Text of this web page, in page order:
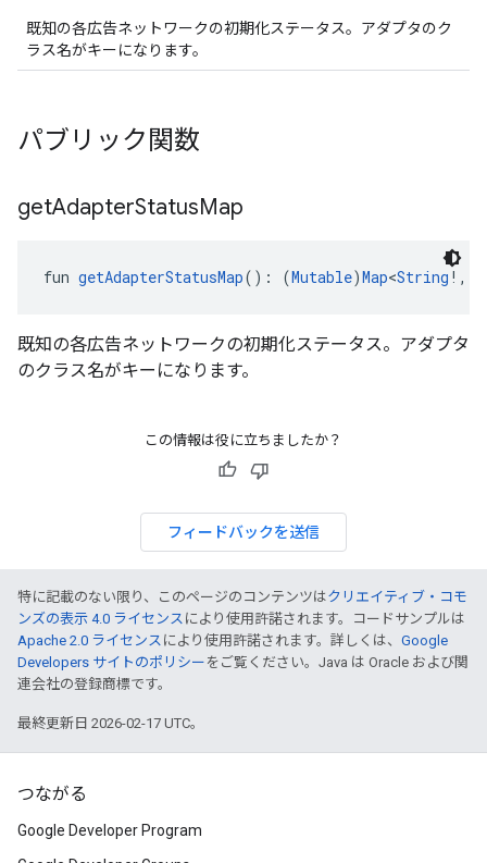
既知の各広告ネットワークの初期化ステータス。アダプタのク
ラス名がキーになります。
パブリック関数
getAdapterStatusMap
fun getAdapterStatusMap(): (Mutable)Map<String !,
既知の各広告ネットワークの初期化ステータス。アダプタ
のクラス名がキーになります。
この情報は役に立ちましたか？
フィードバックを送信
特に記載のない限り、このページのコンテンツはクリエイティブ・コモ
ンズの表示 4.0 ライセンス により使用許諾されます。コードサンプルは
Apache 2.0 ライセンス により使用許諾されます。詳しくは、 Google
Developers サイトのポリシー をご覧ください。Java は Oracle および関
連会社の登録商標です。
最終更新日 2026-02-17 UTC。
つながる
Google Developer Program